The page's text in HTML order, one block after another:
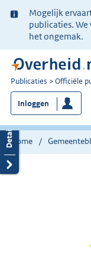
Ter
informatie:
Mogelijk
publicaties. We
het ongemak.
U
bent
nu
hier:
Publicaties Officiële
Inloggen
Home